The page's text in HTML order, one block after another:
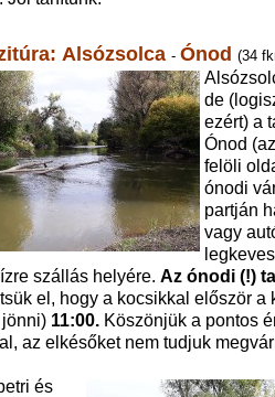
Alsózsolca - Ónod (34
de
ezért) a
Ónod
felöli
ónodi
partján
vagy
szállás helyére. Az ónodi (!)
el, hogy a kocsikkal először a
11:00. Köszönjük a pontos
az elkésőket nem tudjuk
és